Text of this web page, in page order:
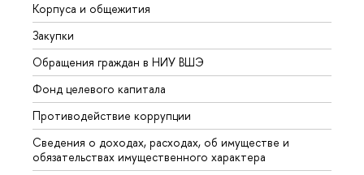
Корпуса и общежития
Закупки
Обращения граждан в НИУ ВШЭ
Фонд целевого капитала
Противодействие коррупции
Сведения о доходах, расходах, об имуществе и
обязательствах имущественного характера